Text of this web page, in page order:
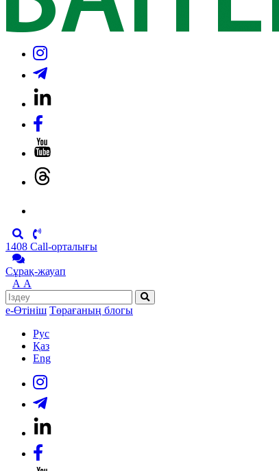
1408 Call-орталығы
Сұрақ-жауап
А А
е-Өтініш Төрағаның блогы
Рус
Қаз
Eng